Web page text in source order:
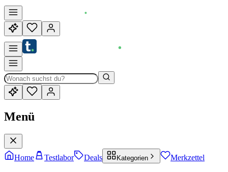
Menü
Home Testlabor Deals Kategorien Merkzettel